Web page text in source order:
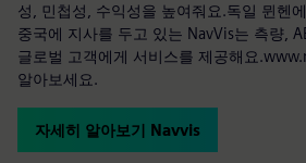
성, 민첩성, 수익성을 높여줘요.독일 뮌헨
중국에 지사를 두고 있는 NavVis는 측량,
글로벌 고객에게 서비스를 제공해요
알아보세요.
자세히 알아보기 Navvis